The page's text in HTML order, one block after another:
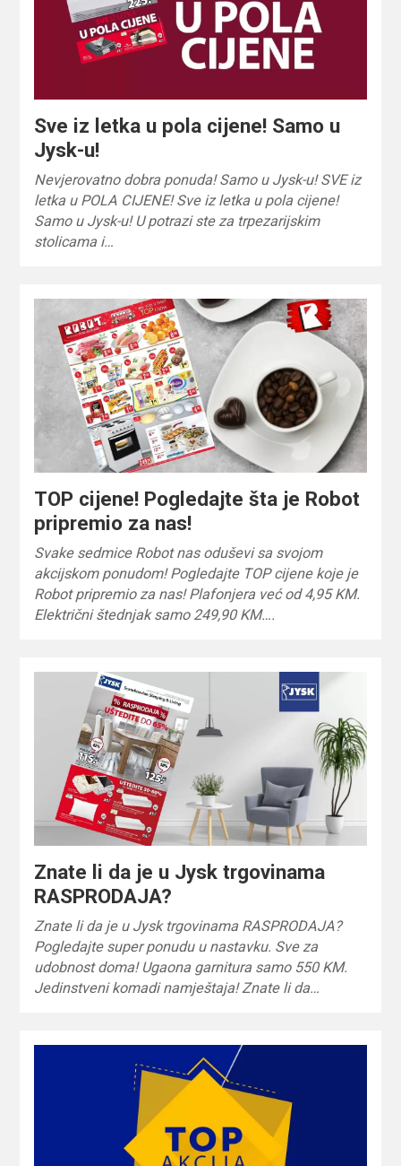
Sve iz letka u pola cijene! Samo u
Jysk-u!
Nevjerovatno dobra ponuda! Samo u Jysk-u! SVE iz
letka u POLA CIJENE! Sve iz letka u pola cijene!
Samo u Jysk-u! U potrazi ste za trpezarijskim
stolicama i…
TOP cijene! Pogledajte šta je Robot
pripremio za nas!
Svake sedmice Robot nas oduševi sa svojom
akcijskom ponudom! Pogledajte TOP cijene koje je
Robot pripremio za nas! Plafonjera već od 4,95 KM.
Električni štednjak samo 249,90 KM….
Znate li da je u Jysk trgovinama
RASPRODAJA?
Znate li da je u Jysk trgovinama RASPRODAJA?
Pogledajte super ponudu u nastavku. Sve za
udobnost doma! Ugaona garnitura samo 550 KM.
Jedinstveni komadi namještaja! Znate li da…